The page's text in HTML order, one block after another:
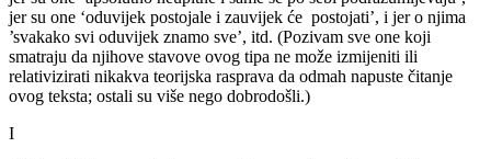
jer su one ‘oduvijek postojale i zauvijek će postojati’, i jer o njima
’svakako svi oduvijek znamo sve’, itd. (Pozivam sve one koji
smatraju da njihove stavove ovog tipa ne može izmijeniti ili
relativizirati nikakva teorijska rasprava da odmah napuste čitanje
ovog teksta; ostali su više nego dobrodošli.)
I